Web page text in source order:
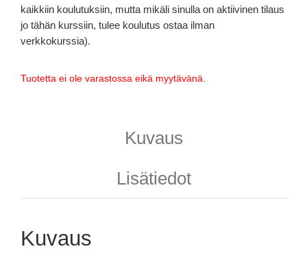
kaikkiin koulutuksiin, mutta mikäli sinulla on aktiivinen tilaus
jo tähän kurssiin, tulee koulutus ostaa ilman
verkkokurssia).
Tuotetta ei ole varastossa eikä myytävänä.
Kuvaus
Lisätiedot
Kuvaus